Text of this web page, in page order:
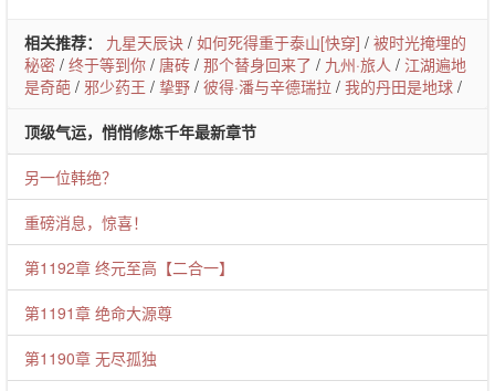
相关推荐： 九星天辰诀 / 如何死得重于泰山[快穿] / 被时光掩埋的
秘密 / 终于等到你 / 唐砖 / 那个替身回来了 / 九州·旅人 / 江湖遍地
是奇葩 / 邪少药王 / 挚野 / 彼得·潘与辛德瑞拉 / 我的丹田是地球 /
顶级气运，悄悄修炼千年最新章节
另一位韩绝？
重磅消息，惊喜！
第1192章 终元至高【二合一】
第1191章 绝命大源尊
第1190章 无尽孤独